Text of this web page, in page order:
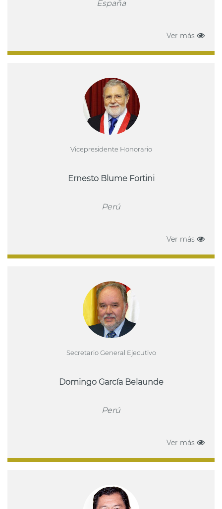
España
Ver más
Vicepresidente Honorario
Ernesto Blume Fortini
Perú
Ver más
Secretario General Ejecutivo
Domingo García Belaunde
Perú
Ver más